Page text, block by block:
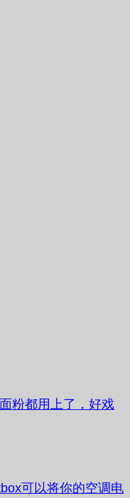
粉都用上了，好戏
可以将你的空调电